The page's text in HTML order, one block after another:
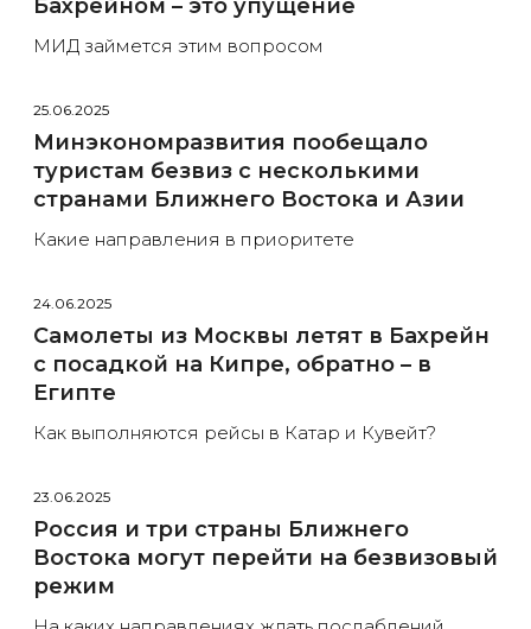
Бахрейном – это упущение
МИД займется этим вопросом
25.06.2025
Минэкономразвития пообещало
туристам безвиз с несколькими
странами Ближнего Востока и Азии
Какие направления в приоритете
24.06.2025
Самолеты из Москвы летят в Бахрейн
с посадкой на Кипре, обратно – в
Египте
Как выполняются рейсы в Катар и Кувейт?
23.06.2025
Россия и три страны Ближнего
Востока могут перейти на безвизовый
режим